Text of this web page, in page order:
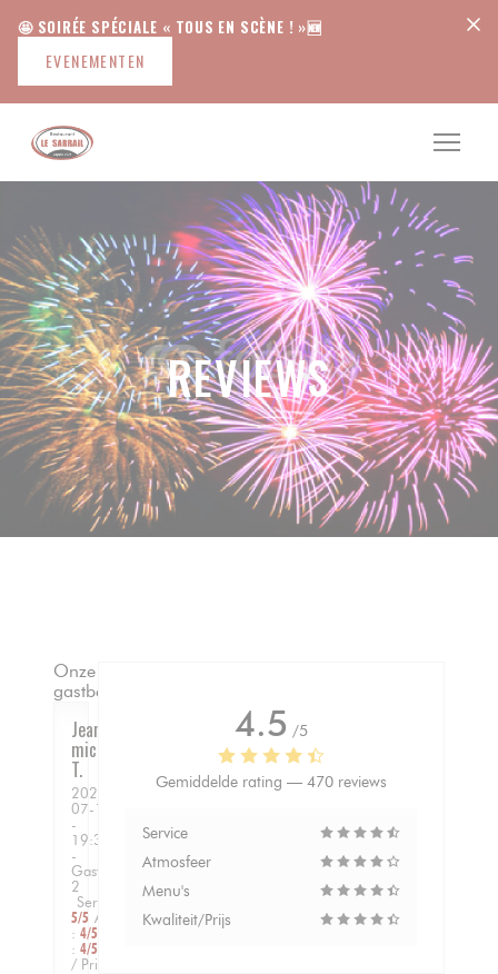
🤩 SOIRÉE SPÉCIALE « TOUS EN SCÈNE ! »🆕
EVENEMENTEN
REVIEWS
Onze
gastbeoordelingen
Jean
michel
T
2026-
07-10
-
19:30
-
Gasten
2
Service
5/5 Atmosfeer
: 4/5
: 4/5
/ Prijs
4.5 /5
Gemiddelde rating — 470 reviews
Service
Atmosfeer
Menu's
Kwaliteit/Prijs